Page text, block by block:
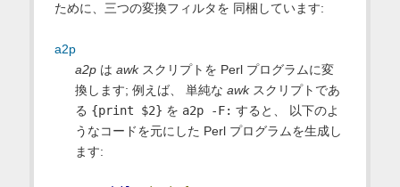
ために、三つの変換フィルタを 同梱しています:
a2p
a2pは awkスクリプトを Perl プログラムに変
換します; 例えば、 単純な awkスクリプトであ
る {print $2} を a2p -F: すると、 以下のよ
うなコードを元にした Perl プログラムを生成し
ます: